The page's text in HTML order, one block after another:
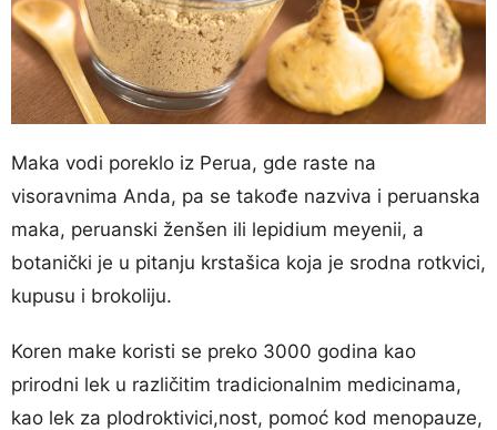
Maka vodi poreklo iz Perua, gde raste na
visoravnima Anda, pa se takođe nazviva i peruanska
maka, peruanski ženšen ili lepidium meyenii, a
botanički je u pitanju krstašica koja je srodna rotkvici,
kupusu i brokoliju.
Koren make koristi se preko 3000 godina kao
prirodni lek u različitim tradicionalnim medicinama,
kao lek za plodroktivici,nost, pomoć kod menopauze,